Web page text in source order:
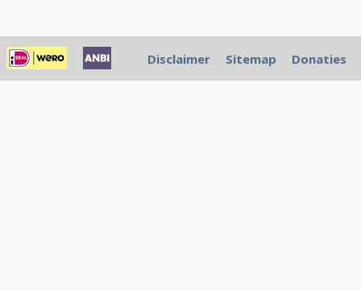
Disclaimer Sitemap Donaties